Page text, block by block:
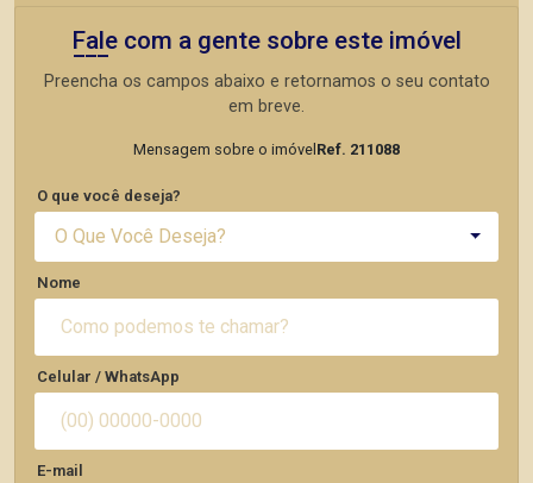
Fale com a gente sobre este imóvel
Preencha os campos abaixo e retornamos o seu contato
em breve.
Mensagem sobre o imóvel Ref. 211088
O que você deseja?
O Que Você Deseja?
Nome
Celular / WhatsApp
E-mail